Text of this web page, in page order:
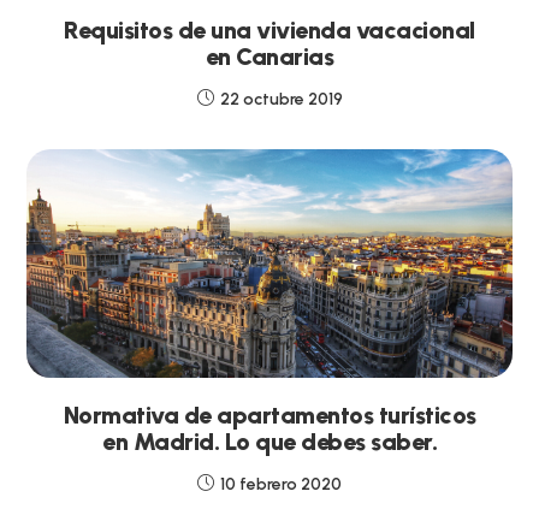
Requisitos de una vivienda vacacional
en Canarias
22 octubre 2019
Normativa de apartamentos turísticos
en Madrid. Lo que debes saber.
10 febrero 2020